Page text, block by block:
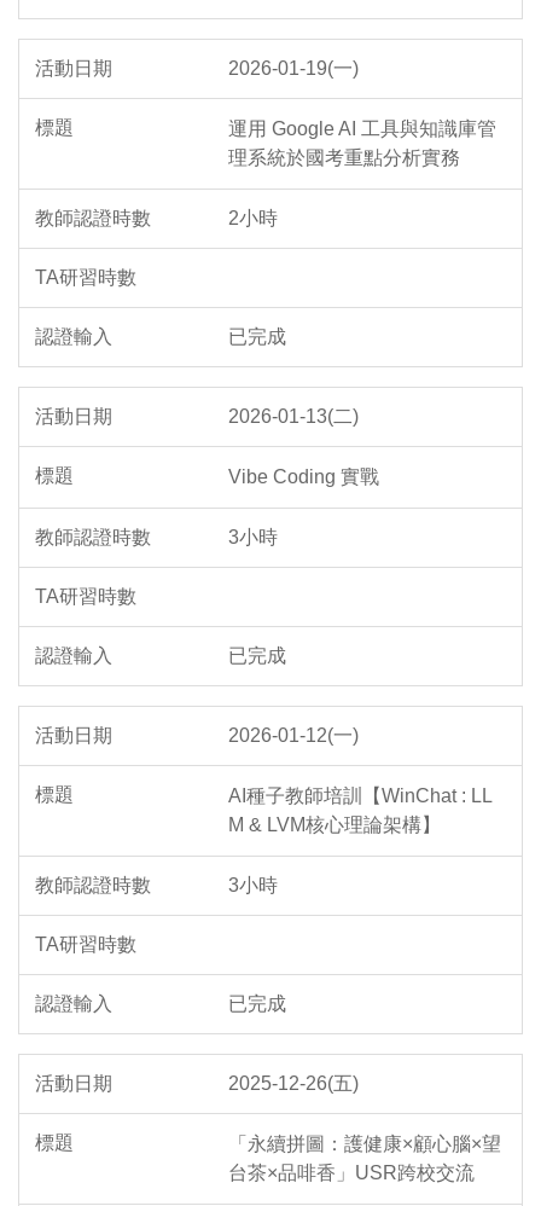
2026-01-19(一)
運用 Google AI 工具與知識庫管
理系統於國考重點分析實務
2小時
已完成
2026-01-13(二)
Vibe Coding 實戰
3小時
已完成
2026-01-12(一)
AI種子教師培訓【WinChat : LL
M & LVM核心理論架構】
3小時
已完成
2025-12-26(五)
「永續拼圖：護健康×顧心腦×望
台茶×品啡香」USR跨校交流